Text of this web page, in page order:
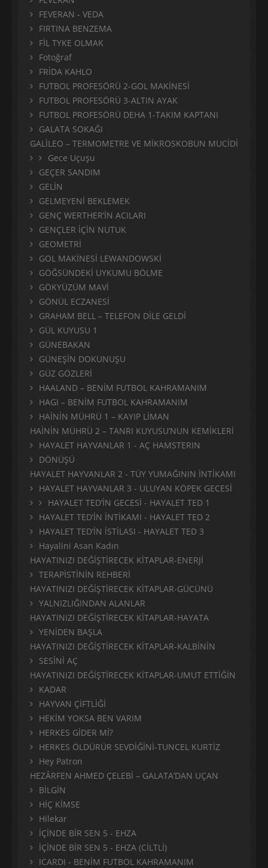
FEVERAN - VEDA
FIRTINA BENZEMA
FİL TYKE OLMAK
Fotoğraf
FRİDA KAHLO
FUTBOL PROFESÖRÜ 2-GOL MAKİNESİ
FUTBOL PROFESÖRÜ 3-ALTIN AYAK
FUTBOL PROFESÖRÜ DEHA 1-TAKIM KAPTANI
GALATA SOKAĞI
GALİLEO – TERMOMETRE VE MİKROSKOBUN MUCİDİ
Gece Uçuşu
GEÇER SANDIM
GELİN
GELMEYENİ BEKLEMEK
GENÇ WERTHER’İN ACILARI
GENÇLER İÇİN NUTUK
GEOMETRİ
GOL MAKİNESİ LEWANDOWSKİ
GÖĞSÜNDEKİ UYKUMU BÖLME
GÖKYÜZÜM MAVİ
GÖNÜL ECZANESİ
GRAHAM BELL – TELEFON DİLE GELDİ
GÜL KUYUSU 1
GÜNEBAKAN
GÜNEŞİN DOKUNUŞU
GÜZ GÖZLERİ
HAALAND – BENİM FUTBOL KAHRAMANIM
HAGI – BENİM FUTBOL KAHRAMANIM
HAİNİN MÜHRÜ 1 – KAYIP LİMAN
HAİNİN MÜHRÜ 2 – TANRI KUYUSU’NUN KEMİKLERİ
HAYALET HAYVANLAR 1 - AÇ HAMSTERIN
DÖNÜŞÜ
HAYALET HAYVANLAR 2 - TÜY YUMAĞININ İNTİKAMI
HAYALET HAYVANLAR 3 - ULUYAN KÖPEK GECESİ
HAYALET TED’İN GECESİ - HAYALET TED 1
HAYALET TED’İN İNTİKAMI - HAYALET TED 2
HAYALET TED’İN İSTİLASI - HAYALET TED 3
Hayalini Asan Kadın
HAYATINIZI DEĞİŞTİRECEK KİTAPLAR-ENERJİ
TERAPİSTİNİN REHBERİ
HAYATINIZI DEĞİŞTİRECEK KİTAPLAR-GÜCÜNÜ
YALNIZLIĞINDAN ALANLAR
HAYATINIZI DEĞİŞTİRECEK KİTAPLAR-HAYATA
YENİDEN BAŞLA
HAYATINIZI DEĞİŞTİRECEK KİTAPLAR-KALBİNİN
SESİNİ AÇ
HAYATINIZI DEĞİŞTİRECEK KİTAPLAR-UMUT ETTİĞİN
KADAR
HAYVAN ÇİFTLİĞİ
HEKİM YOKSA BEN VARIM
HERKES GİDER Mİ?
HERKES ÖLDÜRÜR SEVDİĞİNİ-TUNCEL KURTİZ
Hey Patron
HEZÂRFEN AHMED ÇELEBİ – GALATA’DAN UÇAN
BİLGİN
HİÇ KİMSE
Hilekar
İÇİNDE BİR SEN 5 - EHZA
İÇİNDE BİR SEN 5 - EHZA (CİLTLİ)
ICARDI - BENİM FUTBOL KAHRAMANIM